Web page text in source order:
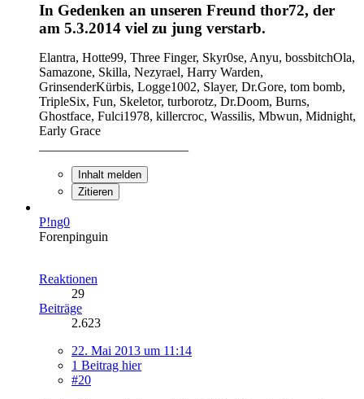
In Gedenken an unseren Freund thor72, der
am 5.3.2014 viel zu jung verstarb.
Elantra, Hotte99, Three Finger, Skyr0se, Anyu, bossbitchOla,
Samazone, Skilla, Nezyrael, Harry Warden,
GrinsenderKürbis, Logge1002, Slayer, Dr.Gore, tom bomb,
TripleSix, Fun, Skeletor, turborotz, Dr.Doom, Burns,
Ghostface, Fulci1978, killercroc, Wassilis, Mbwun, Midnight,
Early Grace
Inhalt melden
Zitieren
P!ng0
Forenpinguin
Reaktionen
29
Beiträge
2.623
22. Mai 2013 um 11:14
1 Beitrag hier
#20